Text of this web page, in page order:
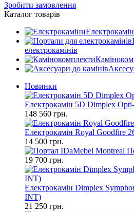
Зробити замовлення
Каталог товарів
електрокамінів
Новинки
Електрокамін 5D Dimplex
148 560 грн.
Електрокамін Royal Goodfire
14 500 грн.
19 700 грн.
Електрокамін Dimplex
INT)
21 250 грн.